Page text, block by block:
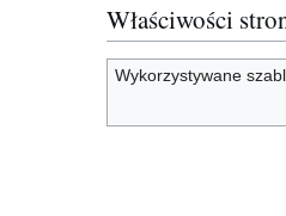
Właściwości
Wykorzystywane